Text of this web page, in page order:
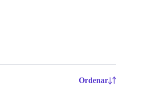
Ordenar